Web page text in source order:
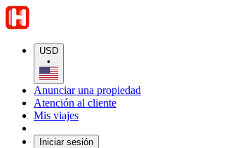
USD
•
Anunciar una propiedad
Atención al cliente
Mis viajes
Iniciar sesión